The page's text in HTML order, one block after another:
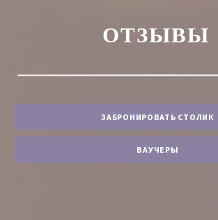
ОТЗЫВЫ
ЗАБРОНИРОВАТЬ СТОЛИК
ВАУЧЕРЫ